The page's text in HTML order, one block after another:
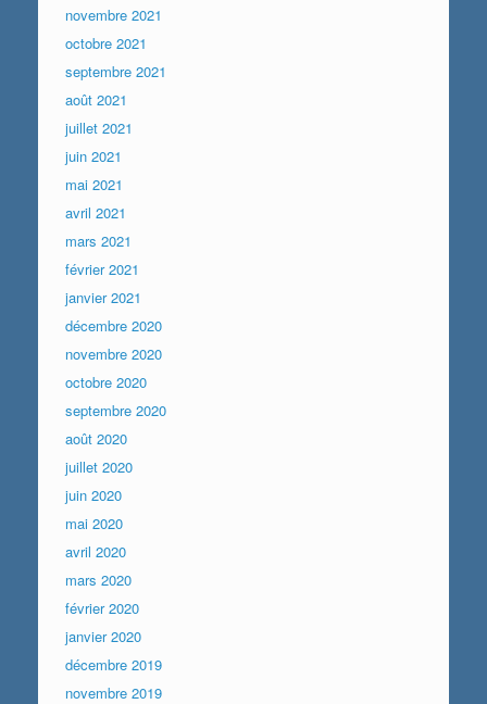
novembre 2021
octobre 2021
septembre 2021
août 2021
juillet 2021
juin 2021
mai 2021
avril 2021
mars 2021
février 2021
janvier 2021
décembre 2020
novembre 2020
octobre 2020
septembre 2020
août 2020
juillet 2020
juin 2020
mai 2020
avril 2020
mars 2020
février 2020
janvier 2020
décembre 2019
novembre 2019